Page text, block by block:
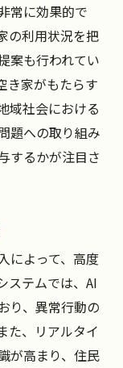
常に効果的で
の利用状況を把
案も行われてい
き家がもたらす
域社会における
題への取り組み
するかが注目さ
によって、高度
ステムでは、AI
り、異常行動の
た、リアルタイ
が高まり、住民